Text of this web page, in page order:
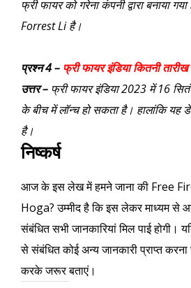
फ्री फायर को गरेना कंपनी द्वारा बनाया
Forrest Li है।
प्रश्न 4 – फ्री फायर इंडिया कितनी तारीख
उत्तर – फ्री फायर इंडिया 2023 में 16
के बीच में लॉन्च हो सकता है। हालांकि यह
है।
निष्कर्ष
आज के इस लेख में हमने जाना की Free
Hoga? उम्मीद है कि इस लेकर माध्यम से
संबंधित सभी जानकारियां मिल पाई होगी।
से संबंधित कोई अन्य जानकारी प्राप्त
करके जरूर बताएं।